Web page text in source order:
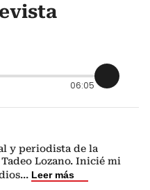
06:05
y periodista de la
Lozano. Inicié mi
... Leer más